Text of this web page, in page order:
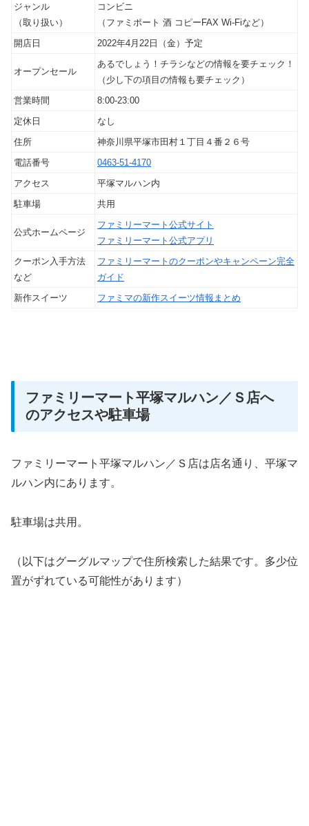
ジャンル
（取り扱い）
コンビニ
（ファミポート 酒 コピーFAX Wi-Fiなど）
開店日
2022年4月22日（金）予定
オープンセール
あるでしょう！チラシなどの情報を要チェック！
（少し下の項目の情報も要チェック）
営業時間
8:00-23:00
定休日
なし
住所
神奈川県平塚市田村１丁目４番２６号
電話番号
0463-51-4170
アクセス
平塚マルハン内
駐車場
共用
公式ホームページ
ファミリーマート公式サイト
ファミリーマート公式アプリ
クーポン入手方法
など
ファミリーマートのクーポンやキャンペーン完全
ガイド
新作スイーツ
ファミマの新作スイーツ情報まとめ
ファミリーマート平塚マルハン／Ｓ店へ
のアクセスや駐車場
ファミリーマート平塚マルハン／Ｓ店は店名通り、平塚マ
ルハン内にあります。
駐車場は共用。
（以下はグーグルマップで住所検索した結果です。多少位
置がずれている可能性があります）